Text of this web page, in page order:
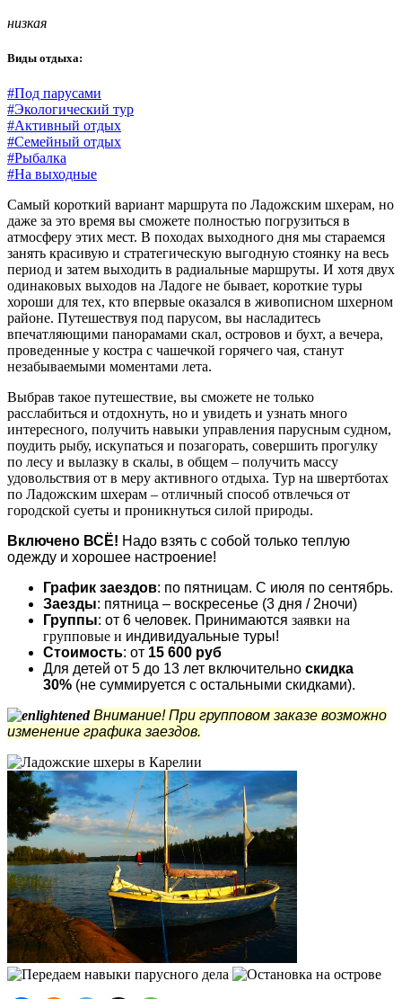
низкая
Виды отдыха:
#Под парусами
#Экологический тур
#Активный отдых
#Семейный отдых
#Рыбалка
#На выходные
Самый короткий вариант маршрута по Ладожским шхерам, но
даже за это время вы сможете полностью погрузиться в
атмосферу этих мест. В походах выходного дня мы стараемся
занять красивую и стратегическую выгодную стоянку на весь
период и затем выходить в радиальные маршруты. И хотя двух
одинаковых выходов на Ладоге не бывает, короткие туры
хороши для тех, кто впервые оказался в живописном шхерном
районе. Путешествуя под парусом, вы насладитесь
впечатляющими панорамами скал, островов и бухт, а вечера,
проведенные у костра с чашечкой горячего чая, станут
незабываемыми моментами лета.
Выбрав такое путешествие, вы сможете не только
расслабиться и отдохнуть, но и увидеть и узнать много
интересного, получить навыки управления парусным судном,
поудить рыбу, искупаться и позагорать, совершить прогулку
по лесу и вылазку в скалы, в общем – получить массу
удовольствия от в меру активного отдыха. Тур на швертботах
по Ладожским шхерам – отличный способ отвлечься от
городской суеты и проникнуться силой природы.
Включено ВСЁ! Надо взять с собой только теплую
одежду и хорошее настроение!
График заездов: по пятницам. С июля по сентябрь.
Заезды: пятница – воскресенье (3 дня / 2ночи)
Группы: от 6 человек. Принимаются заявки на
групповые и индивидуальные туры!
Стоимость: от 15 600 руб
Для детей от 5 до 13 лет включительно скидка
30% (не суммируется с остальными скидками).
Внимание! При групповом заказе возможно
изменение графика заездов.